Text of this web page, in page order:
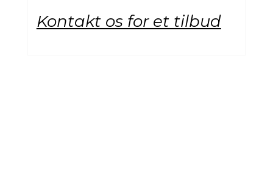
Kontakt os for et tilbud